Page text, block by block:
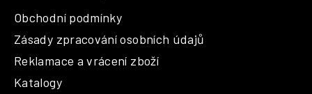
Obchodní podmínky
Zásady zpracování osobních údajů
Reklamace a vrácení zboží
Katalogy